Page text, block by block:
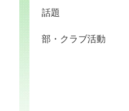
話題
部・クラブ活動